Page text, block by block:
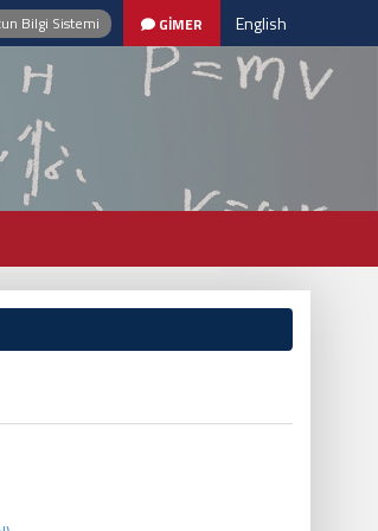
Bilgi Sistemi GİMER English